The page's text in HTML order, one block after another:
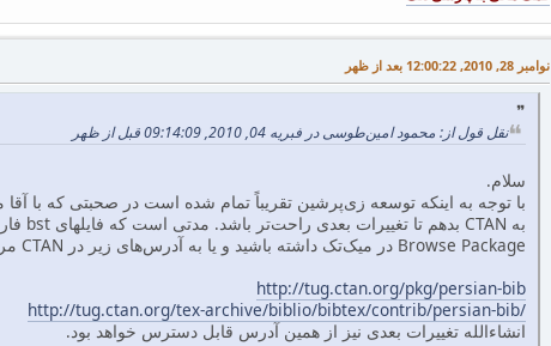
نوامبر 28, 2010, 12:00:22 بعد از ظهر
نقل قول از: محمود امین‌طوسی در فبریه 04, 2010, 09:14:09 قبل از ظهر
سلام.
با توجه به اینکه توسعه زی‌پرشین تقریباً تمام شده است در صحبتی که با
Browse Package در میک‌تک داشته باشید و یا به آدرس‌های زیر در CTAN مراجعه نمایید:
http://tug.ctan.org/pkg/persian-bib
http://tug.ctan.org/tex-archive/biblio/bibtex/contrib/persian-bib/
انشاءالله تغییرات بعدی نیز از همین آدرس قابل دسترس خواهد بود.